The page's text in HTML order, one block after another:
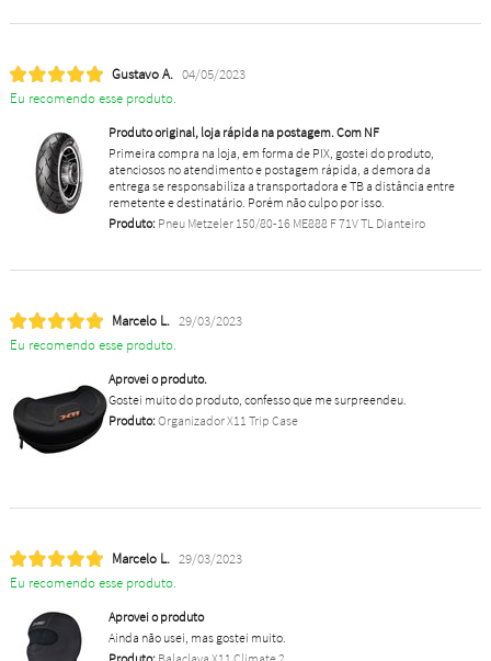
Gustavo A. 04/05/2023
Eu recomendo esse produto.
Produto original, loja rápida na postagem. Com NF
Primeira compra na loja, em forma de PIX, gostei do produto,
atenciosos no atendimento e postagem rápida, a demora da
entrega se responsabiliza a transportadora e TB a distância entre
remetente e destinatário. Porém não culpo por isso.
Produto:Pneu Metzeler 150/80-16 ME888 F 71V TL Dianteiro
Marcelo L. 29/03/2023
Eu recomendo esse produto.
Aprovei o produto.
Gostei muito do produto, confesso que me surpreendeu.
Produto:Organizador X11 Trip Case
Marcelo L. 29/03/2023
Eu recomendo esse produto.
Aprovei o produto
Ainda não usei, mas gostei muito.